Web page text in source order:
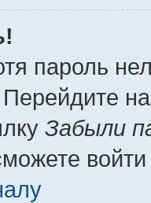
пароль
Забыли